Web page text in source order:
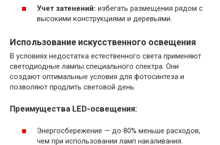
Учет затенений: избегать размещения рядом с
высокими конструкциями и деревьями.
Использование искусственного освещения
В условиях недостатка естественного света применяют
светодиодные лампы специального спектра. Они
создают оптимальные условия для фотосинтеза и
позволяют продлить световой день.
Преимущества LED-освещения:
Энергосбережение — до 80% меньше расходов,
чем при использовании ламп накаливания.